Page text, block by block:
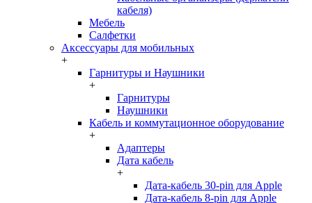
кабеля)
Мебель
Салфетки
Аксессуары для мобильных
+
Гарнитуры и Наушники
+
Гарнитуры
Наушники
Кабель и коммутационное оборудование
+
Адаптеры
Дата кабель
+
Дата-кабель 30-pin для Apple
Дата-кабель 8-pin для Apple